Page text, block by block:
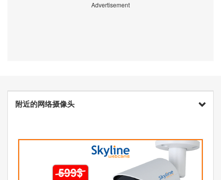
Advertisement
附近的网络摄像头